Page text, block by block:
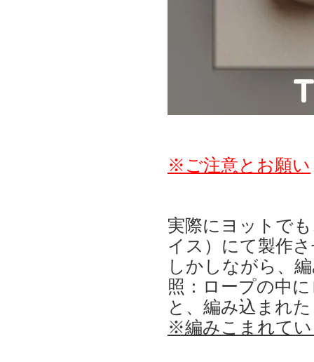
※ご注意とお願い
実際にヨットで
イス）にて製作
しかしながら、
照：ロープの中
と、編み込まれ
※編みこまれてい